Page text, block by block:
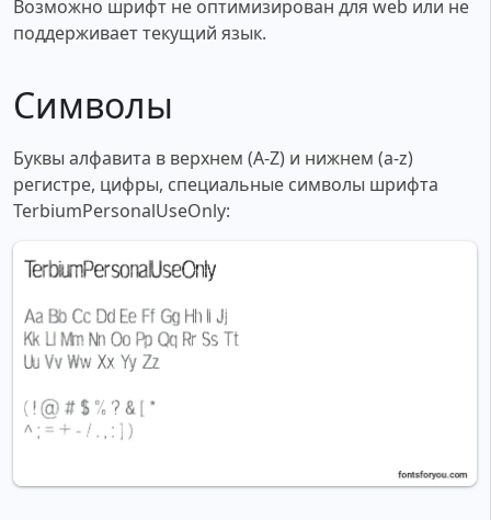
Возможно шрифт не оптимизирован для web или не
поддерживает текущий язык.
Символы
Буквы алфавита в верхнем (A-Z) и нижнем (a-z)
регистре, цифры, специальные символы шрифта
TerbiumPersonalUseOnly: